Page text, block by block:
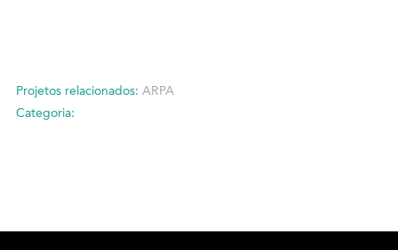
Projetos relacionados: ARPA
Categoria: